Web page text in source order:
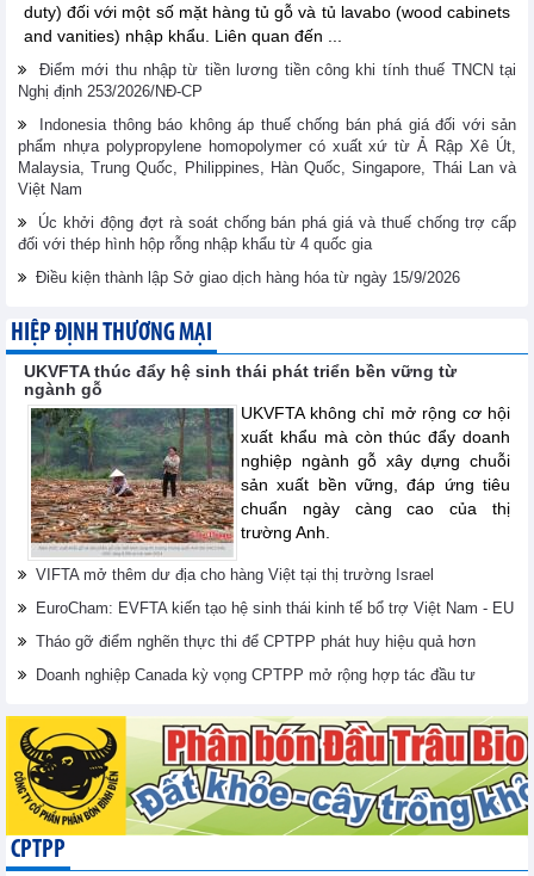
duty) đối với một số mặt hàng tủ gỗ và tủ lavabo (wood cabinets
and vanities) nhập khẩu. Liên quan đến ...
Điểm mới thu nhập từ tiền lương tiền công khi tính thuế TNCN tại
Nghị định 253/2026/NĐ-CP
Indonesia thông báo không áp thuế chống bán phá giá đối với sản
phẩm nhựa polypropylene homopolymer có xuất xứ từ Ả Rập Xê Út,
Malaysia, Trung Quốc, Philippines, Hàn Quốc, Singapore, Thái Lan và
Việt Nam
Úc khởi động đợt rà soát chống bán phá giá và thuế chống trợ cấp
đối với thép hình hộp rỗng nhập khẩu từ 4 quốc gia
Điều kiện thành lập Sở giao dịch hàng hóa từ ngày 15/9/2026
HIỆP ĐỊNH THƯƠNG MẠI
UKVFTA thúc đẩy hệ sinh thái phát triển bền vững từ
ngành gỗ
UKVFTA không chỉ mở rộng cơ hội
xuất khẩu mà còn thúc đẩy doanh
nghiệp ngành gỗ xây dựng chuỗi
sản xuất bền vững, đáp ứng tiêu
chuẩn ngày càng cao của thị
trường Anh.
VIFTA mở thêm dư địa cho hàng Việt tại thị trường Israel
EuroCham: EVFTA kiến tạo hệ sinh thái kinh tế bổ trợ Việt Nam - EU
Tháo gỡ điểm nghẽn thực thi để CPTPP phát huy hiệu quả hơn
Doanh nghiệp Canada kỳ vọng CPTPP mở rộng hợp tác đầu tư
CPTPP